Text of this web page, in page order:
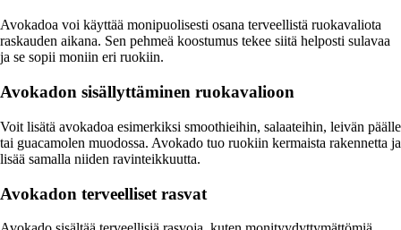
Avokadoa voi käyttää monipuolisesti osana terveellistä ruokavaliota
raskauden aikana. Sen pehmeä koostumus tekee siitä helposti sulavaa
ja se sopii moniin eri ruokiin.
Avokadon sisällyttäminen ruokavalioon
Voit lisätä avokadoa esimerkiksi smoothieihin, salaateihin, leivän päälle
tai guacamolen muodossa. Avokado tuo ruokiin kermaista rakennetta ja
lisää samalla niiden ravinteikkuutta.
Avokadon terveelliset rasvat